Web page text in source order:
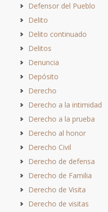
Defensor del Pueblo
Delito
Delito continuado
Delitos
Denuncia
Depósito
Derecho
Derecho a la intimidad
Derecho a la prueba
Derecho al honor
Derecho Civil
Derecho de defensa
Derecho de Familia
Derecho de Visita
Derecho de visitas